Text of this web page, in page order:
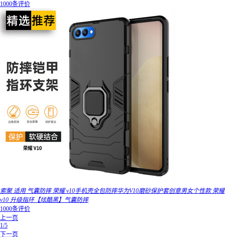
1000条评价
索聚 适用 气囊防摔 荣耀 v10手机壳全包防摔华为V10磨砂保护套创意男女个性款 荣耀
v10 升级指环【炫酷黑】气囊防摔
1000条评价
上一页
1/5
下一页